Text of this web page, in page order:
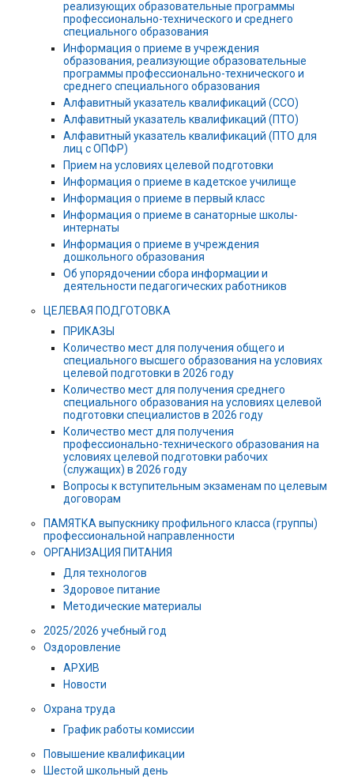
реализующих образовательные программы
профессионально-технического и среднего
специального образования
Информация о приеме в учреждения
образования, реализующие образовательные
программы профессионально-технического и
среднего специального образования
Алфавитный указатель квалификаций (ССО)
Алфавитный указатель квалификаций (ПТО)
Алфавитный указатель квалификаций (ПТО для
лиц с ОПФР)
Прием на условиях целевой подготовки
Информация о приеме в кадетское училище
Информация о приеме в первый класс
Информация о приеме в санаторные школы-
интернаты
Информация о приеме в учреждения
дошкольного образования
Об упорядочении сбора информации и
деятельности педагогических работников
ЦЕЛЕВАЯ ПОДГОТОВКА
ПРИКАЗЫ
Количество мест для получения общего и
специального высшего образования на условиях
целевой подготовки в 2026 году
Количество мест для получения среднего
специального образования на условиях целевой
подготовки специалистов в 2026 году
Количество мест для получения
профессионально-технического образования на
условиях целевой подготовки рабочих
(служащих) в 2026 году
Вопросы к вступительным экзаменам по целевым
договорам
ПАМЯТКА выпускнику профильного класса (группы)
профессиональной направленности
ОРГАНИЗАЦИЯ ПИТАНИЯ
Для технологов
Здоровое питание
Методические материалы
2025/2026 учебный год
Оздоровление
АРХИВ
Новости
Охрана труда
График работы комиссии
Повышение квалификации
Шестой школьный день